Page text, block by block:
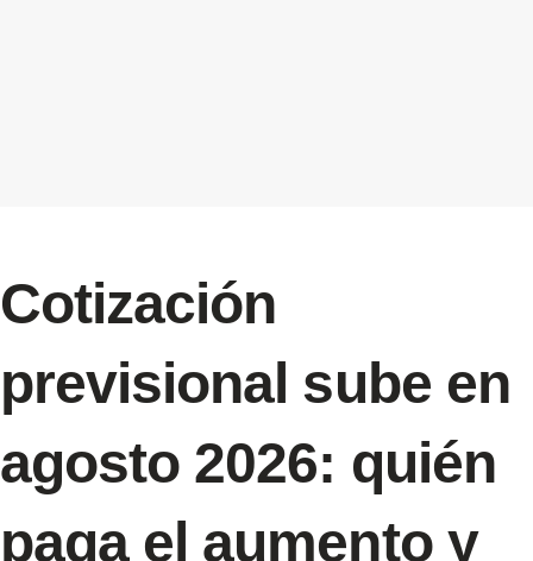
Cotización
previsional sube en
agosto 2026: quién
paga el aumento y